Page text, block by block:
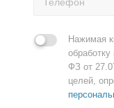
Нажимая
ФЗ от
целей,